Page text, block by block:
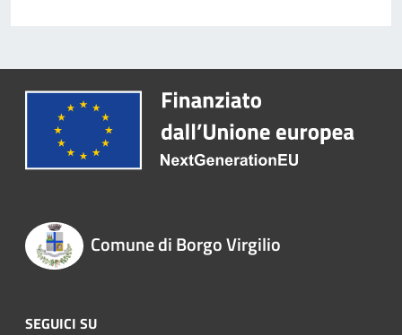
Comune di Borgo Virgilio
SEGUICI SU